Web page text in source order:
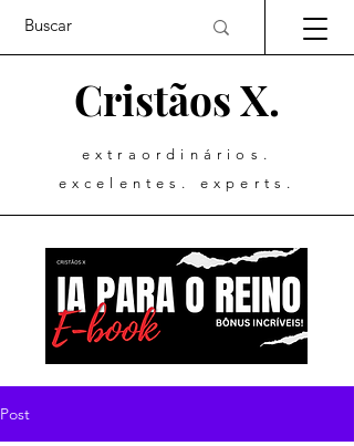
Cristãos X.
extraordinários.
excelentes. experts.
Post